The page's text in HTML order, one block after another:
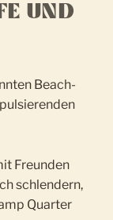
UND
Beach-
Freunden
schlendern,
Quarter